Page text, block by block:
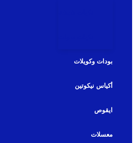
بودات وكويلات
أكياس نيكوتين
ايقوص
معسلات